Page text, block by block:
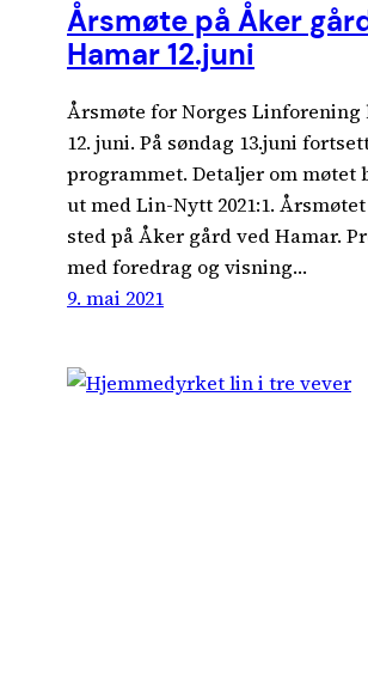
Årsmøte på Åker
Hamar 12.juni
Årsmøte for Norges
12. juni. På søndag 13.juni
programmet. Detaljer om møtet
ut med Lin-Nytt 2021:1.
sted på Åker gård ved Hamar.
med foredrag og visning…
9. mai 2021